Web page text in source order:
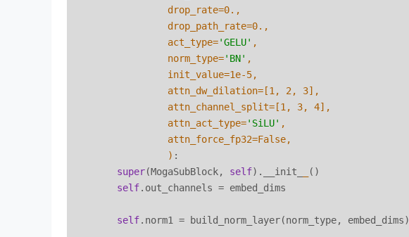
                 drop_rate=
0.,
                 drop_path_rate=
0.,
                 act_type=
'GELU' ,
                 norm_type=
'BN' ,
                 init_value=
1e-5,
                 attn_dw_dilation=[
1 , 2 , 3],
                 attn_channel_split=[
1 , 3, 4],
                 attn_act_type=
'SiLU' ,
                 attn_force_fp32=False,
                 )
:
super(MogaSubBlock, self).__init_
()
self.out_channels = embed_dims
self.norm1 = build_norm_layer(norm_type, embed_dims)